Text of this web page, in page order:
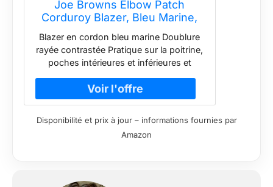
Joe Browns Elbow Patch
Corduroy Blazer, Bleu Marine,
54 Homme
Blazer en cordon bleu marine Doublure
rayée contrastée Pratique sur la poitrine,
poches intérieures et inférieures et
Coudières contrastées et effet délavé
élégant Gilet assorti disponible
Disponibilité et prix à jour – informations fournies par
Amazon